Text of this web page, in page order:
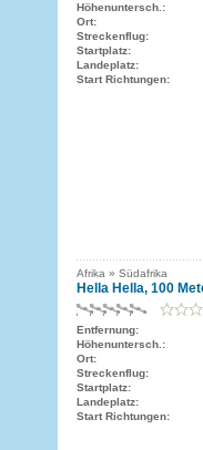
Höhenuntersch.:
Ort:
Streckenflug:
Startplatz:
Landeplatz:
Start Richtungen:
Afrika » Südafrika
Hella Hella, 100
Entfernung:
Höhenuntersch.:
Ort:
Streckenflug:
Startplatz:
Landeplatz:
Start Richtungen: